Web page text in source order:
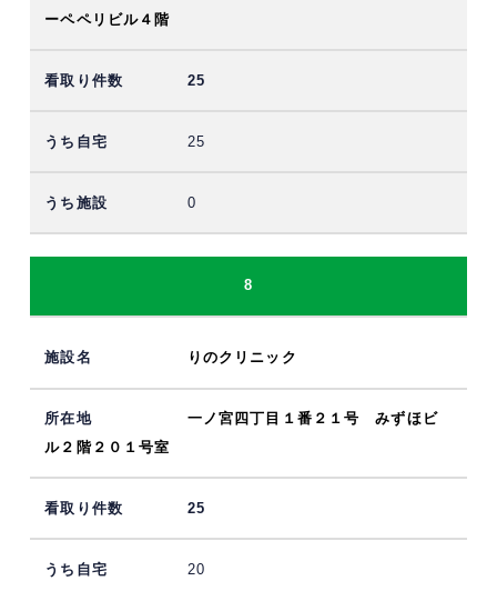
ーペペリビル４階
25
25
0
8
りのクリニック
一ノ宮四丁目１番２１号 みずほビ
ル２階２０１号室
25
20